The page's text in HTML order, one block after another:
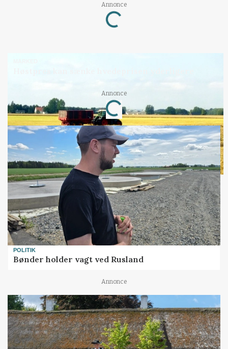
Annonce
Loading...
Annonce
Loading...
POLITIK
Bønder holder vagt ved Rusland
Annonce